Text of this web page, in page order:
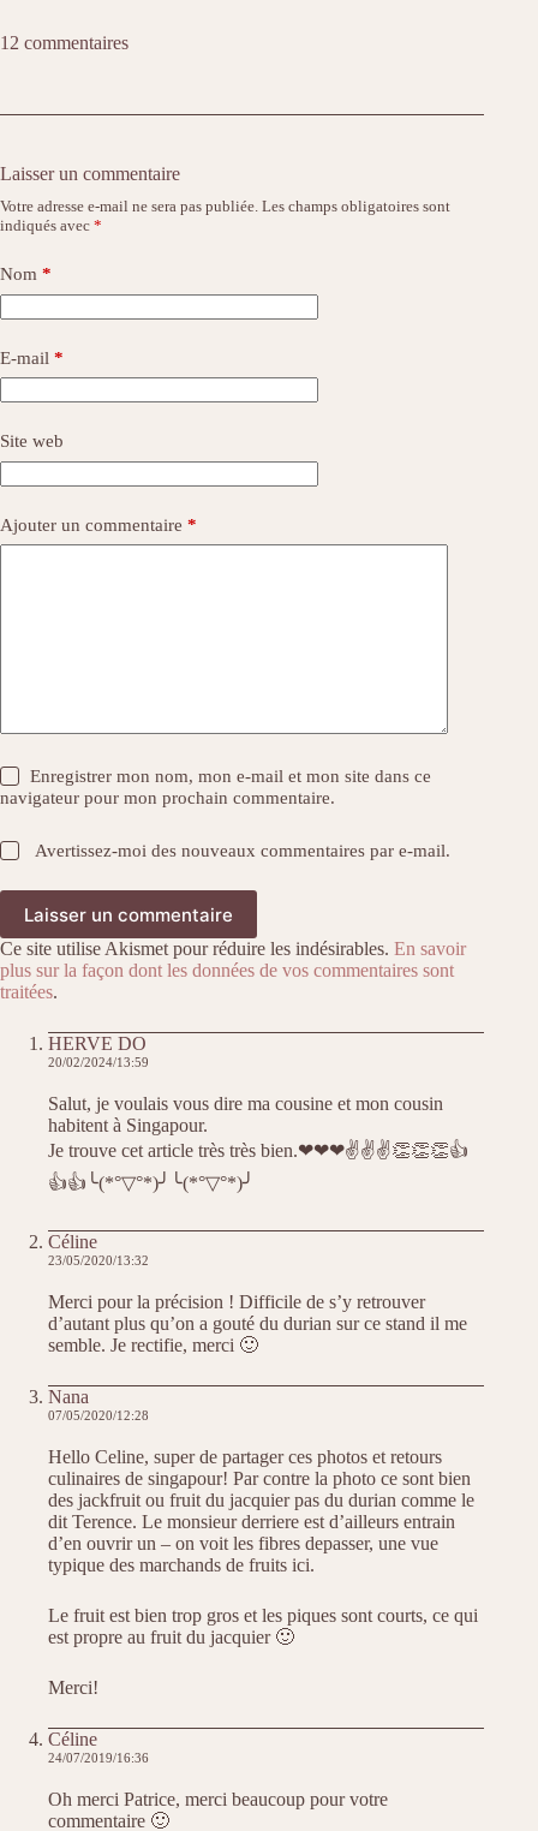
12 commentaires
Laisser un commentaire
Votre adresse e-mail ne sera pas publiée. Les champs obligatoires sont
indiqués avec *
Nom *
E-mail *
Site web
Ajouter un commentaire *
Enregistrer mon nom, mon e-mail et mon site dans ce
navigateur pour mon prochain commentaire.
Avertissez-moi des nouveaux commentaires par e-mail.
Laisser un commentaire
Ce site utilise Akismet pour réduire les indésirables. En savoir
plus sur la façon dont les données de vos commentaires sont
traitées.
HERVE DO
20/02/2024/13:59
Salut, je voulais vous dire ma cousine et mon cousin
habitent à Singapour.
Je trouve cet article très très bien.❤❤❤✌✌✌👏👏👏👍
👍👍╰(*°▽°*)╯╰(*°▽°*)╯
Céline
23/05/2020/13:32
Merci pour la précision ! Difficile de s’y retrouver
d’autant plus qu’on a gouté du durian sur ce stand il me
semble. Je rectifie, merci 🙂
Nana
07/05/2020/12:28
Hello Celine, super de partager ces photos et retours
culinaires de singapour! Par contre la photo ce sont bien
des jackfruit ou fruit du jacquier pas du durian comme le
dit Terence. Le monsieur derriere est d’ailleurs entrain
d’en ouvrir un – on voit les fibres depasser, une vue
typique des marchands de fruits ici.
Le fruit est bien trop gros et les piques sont courts, ce qui
est propre au fruit du jacquier 🙂
Merci!
Céline
24/07/2019/16:36
Oh merci Patrice, merci beaucoup pour votre
commentaire 🙂